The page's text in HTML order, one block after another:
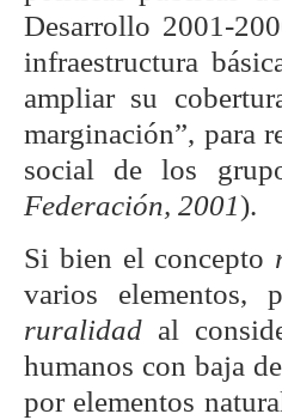
Desarrollo 2001-
infraestructura
ampliar su
marginación”, para
social de los
Federación, 2001).
Si bien el concepto
varios elementos,
ruralidad al
humanos con baja
por elementos